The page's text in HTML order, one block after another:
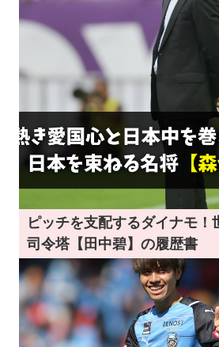
ピッチを支配するダイナモ！
司令塔【田中碧】の履歴書